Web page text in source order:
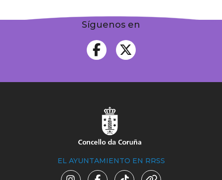
Síguenos en
EL AYUNTAMIENTO EN RRSS